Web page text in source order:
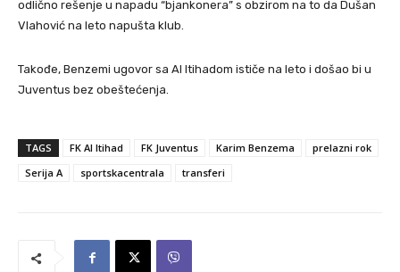
odlično rešenje u napadu “bjankonera” s obzirom na to da Dušan
Vlahović na leto napušta klub.
Takođe, Benzemi ugovor sa Al Itihadom ističe na leto i došao bi u
Juventus bez obeštećenja.
TAGS FK Al Itihad FK Juventus Karim Benzema
prelazni rok
Serija A
sportskacentrala transferi